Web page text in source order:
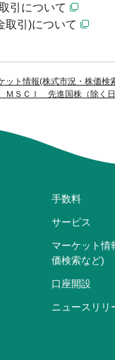
ット情報(株式市況・株価検
ＭＳＣＩ 先進国株（除く
引について
取引)について
手数料
サービス
マーケット情
価検索など)
口座開設
ニュースリリ